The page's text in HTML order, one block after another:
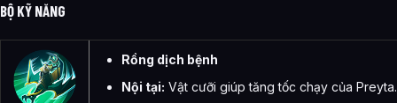
BỘ KỸ NĂNG
Rồng dịch bệnh
Nội tại: Vật cưỡi giúp tăng tốc chạy của Preyta.